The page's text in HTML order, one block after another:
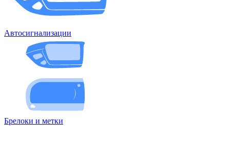
Автосигнализации
Брелоки и метки